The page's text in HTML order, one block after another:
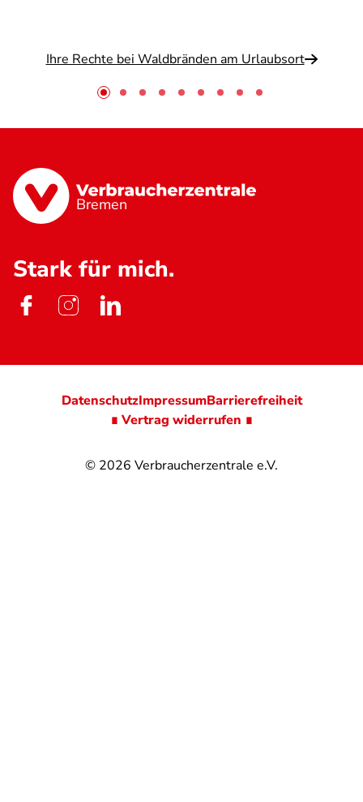
Ihre Rechte bei Waldbränden am Urlaubsort
Bremen
Stark für mich.
© 2026 Verbraucherzentrale e.V.
DatenschutzImpressumBarrierefreiheit
∎ Vertrag widerrufen ∎